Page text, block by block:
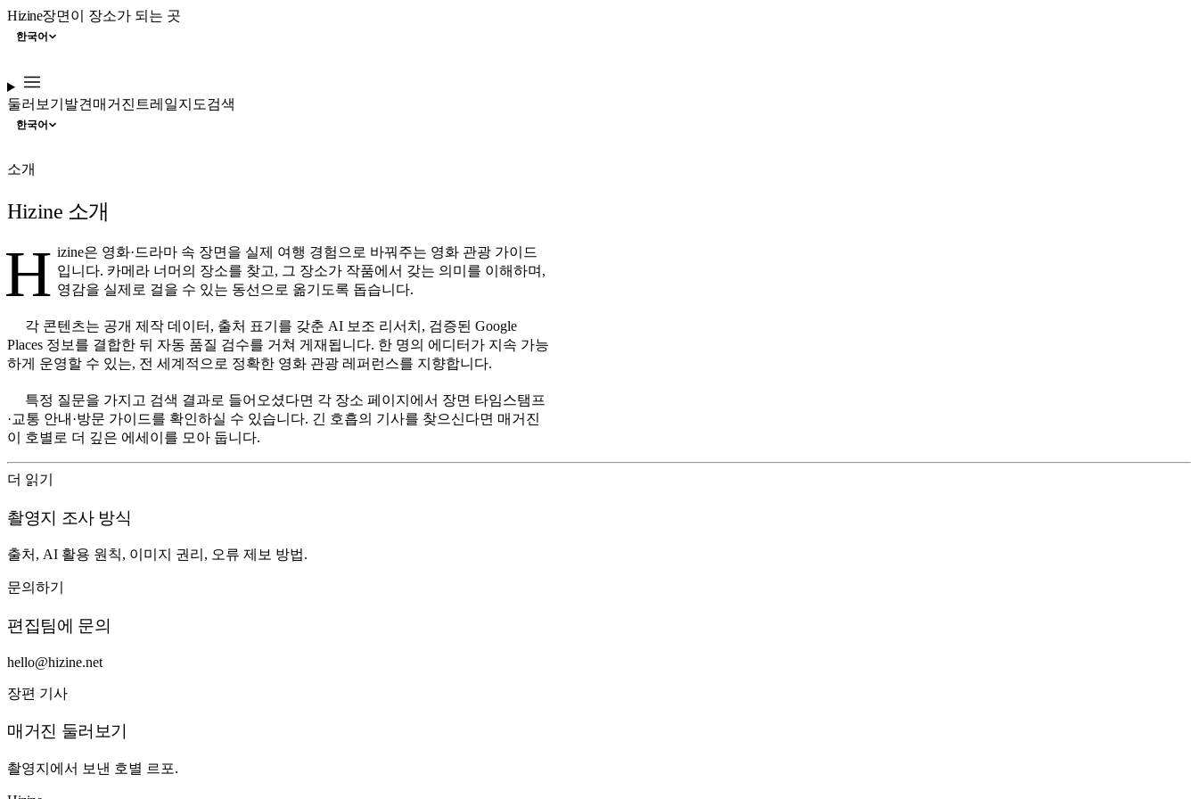
Hizine장면이 장소가 되는 곳
한국어
둘러보기 발견 매거진 트레일지도검색
한국어
소개
Hizine 소개
H izine은 영화·드라마 속 장면을 실제 여행 경험으로 바꿔주는 영화 관광 가이드
입니다. 카메라 너머의 장소를 찾고, 그 장소가 작품에서 갖는 의미를 이해하며,
영감을 실제로 걸을 수 있는 동선으로 옮기도록 돕습니다.
각 콘텐츠는 공개 제작 데이터, 출처 표기를 갖춘 AI 보조 리서치, 검증된 Google
Places 정보를 결합한 뒤 자동 품질 검수를 거쳐 게재됩니다. 한 명의 에디터가 지속 가능
하게 운영할 수 있는, 전 세계적으로 정확한 영화 관광 레퍼런스를 지향합니다.
특정 질문을 가지고 검색 결과로 들어오셨다면 각 장소 페이지에서 장면 타임스탬프
·교통 안내·방문 가이드를 확인하실 수 있습니다. 긴 호흡의 기사를 찾으신다면 매거진
이 호별로 더 깊은 에세이를 모아 둡니다.
더 읽기
촬영지 조사 방식
출처, AI 활용 원칙, 이미지 권리, 오류 제보 방법.
문의하기
편집팀에 문의
hello@hizine.net
장편 기사
매거진 둘러보기
촬영지에서 보낸 호별 르포.